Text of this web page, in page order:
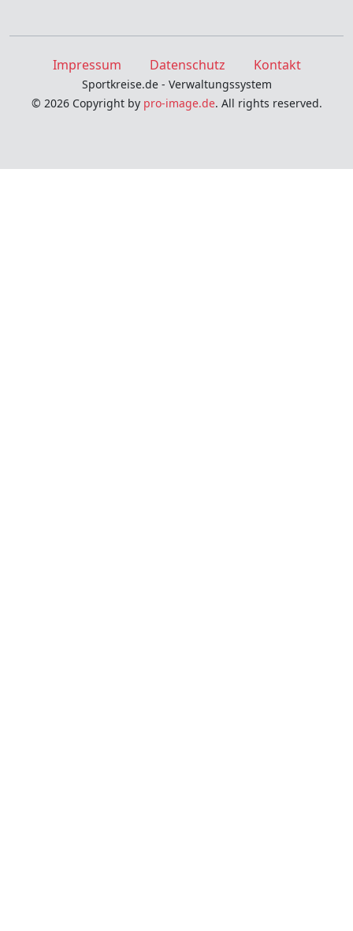
Impressum Datenschutz Kontakt
Sportkreise.de - Verwaltungssystem
© 2026 Copyright by pro-image.de. All rights reserved.